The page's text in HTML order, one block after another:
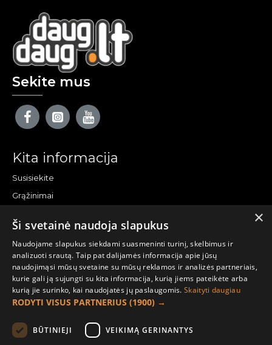
Sekite mus
Kita informacija
Susisiekite
Grąžinimai
Pirkėjo paskyra
Mano paskyra
Užsakymai
Naujienlaiškiai
Informacija užsakovui
×
Ši svetainė naudoja slapukus
Naudojame slapukus siekdami suasmeninti turinį, skelbimus ir
analizuoti srautą. Taip pat dalijamės informacija apie jūsų
naudojimąsi mūsų svetaine su mūsų reklamos ir analizės partneriais,
kurie gali ją sujungti su kita informacija, kurią jiems pateikėte arba
kurią jie surinko, kai naudojatės jų paslaugomis.Skaityti daugiau
RODYTI VISUS PARTNERIUS (1900) →
BŪTINIEJI VEIKIMĄ GERINANTYS